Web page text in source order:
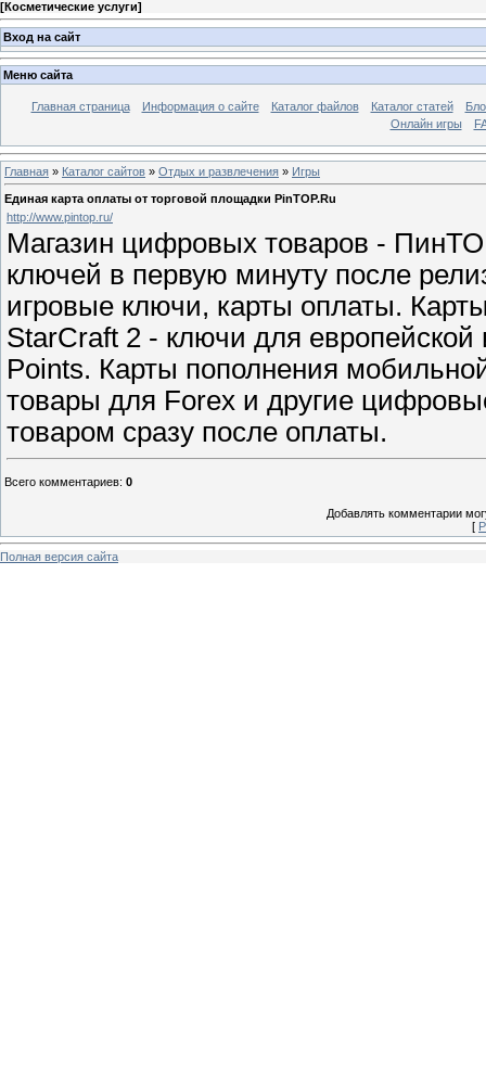
[Косметические услуги]
Вход на сайт
Меню сайта
Главная страница Информация о сайте Каталог файлов Каталог статей
Онлайн игры
Главная » Каталог сайтов » Отдых и развлечения » Игры
Единая карта оплаты от торговой площадки PinTOP.Ru
http://www.pintop.ru/
Магазин цифровых товаров -
ключей в первую минуту после
игровые ключи, карты оплаты.
StarCraft 2 - ключи для
Points. Карты пополнения
товары для Forex и другие
товаром сразу после оплаты.
Всего комментариев: 0
Добавлять комментарии
[
Полная версия сайта